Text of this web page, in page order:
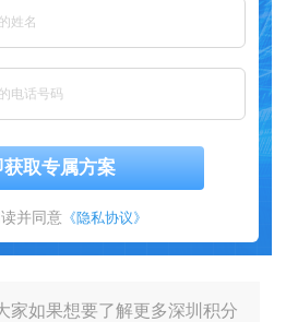
获取专属方案
并同意 《隐私协议》
家如果想要了解更多深圳积分